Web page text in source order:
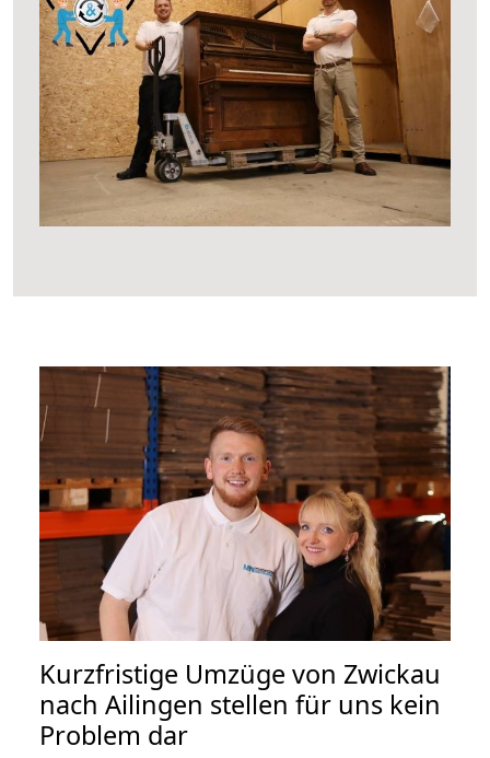
Kurzfristige Umzüge von Zwickau
nach Ailingen stellen für uns kein
Problem dar